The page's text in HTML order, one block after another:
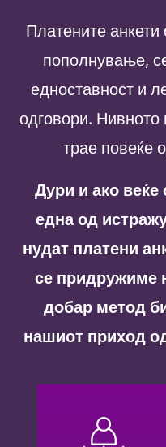
Платените
пополнување,
едноставност и
одговори.
трае повеќе
Дури и ако
една од
нудат платени
се придружиме
добар метод
нашиот приход